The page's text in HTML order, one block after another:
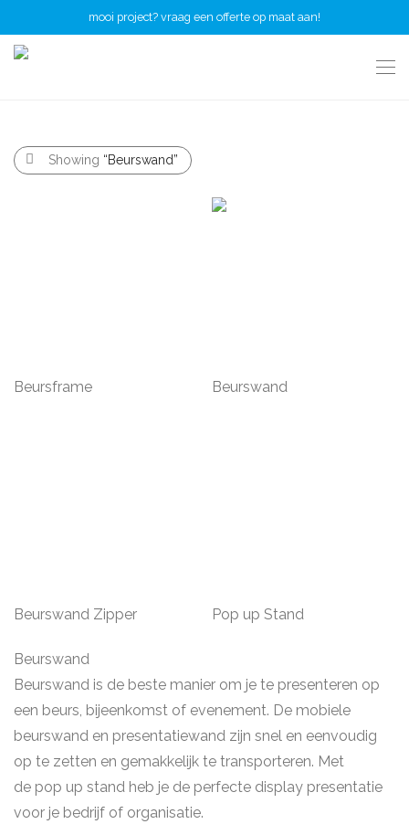
mooi project? vraag een offerte op maat aan!
Showing “Beurswand”
Beursframe Beurswand
Beurswand Zipper Pop up Stand
Beurswand
Beurswand is de beste manier om je te presenteren op
een beurs, bijeenkomst of evenement. De mobiele
beurswand en presentatiewand zijn snel en eenvoudig
op te zetten en gemakkelijk te transporteren. Met
de pop up stand heb je de perfecte display presentatie
voor je bedrijf of organisatie.